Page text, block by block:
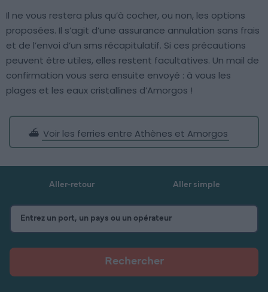
Il ne vous restera plus qu’à cocher, ou non, les options
proposées. Il s’agit d’une assurance annulation sans frais
et de l’envoi d’un sms récapitulatif. Si ces précautions
peuvent être utiles, elles restent facultatives. Un mail de
confirmation vous sera ensuite envoyé : à vous les
plages et les eaux cristallines d’Amorgos !
⛴️ Voir les ferries entre Athènes et Amorgos